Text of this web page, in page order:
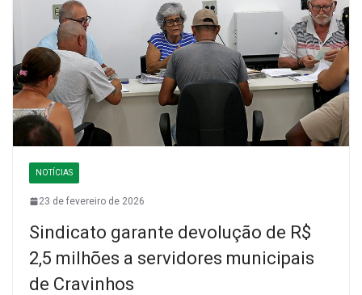
NOTÍCIAS
23 de fevereiro de 2026
Sindicato garante devolução de R$
2,5 milhões a servidores municipais
de Cravinhos